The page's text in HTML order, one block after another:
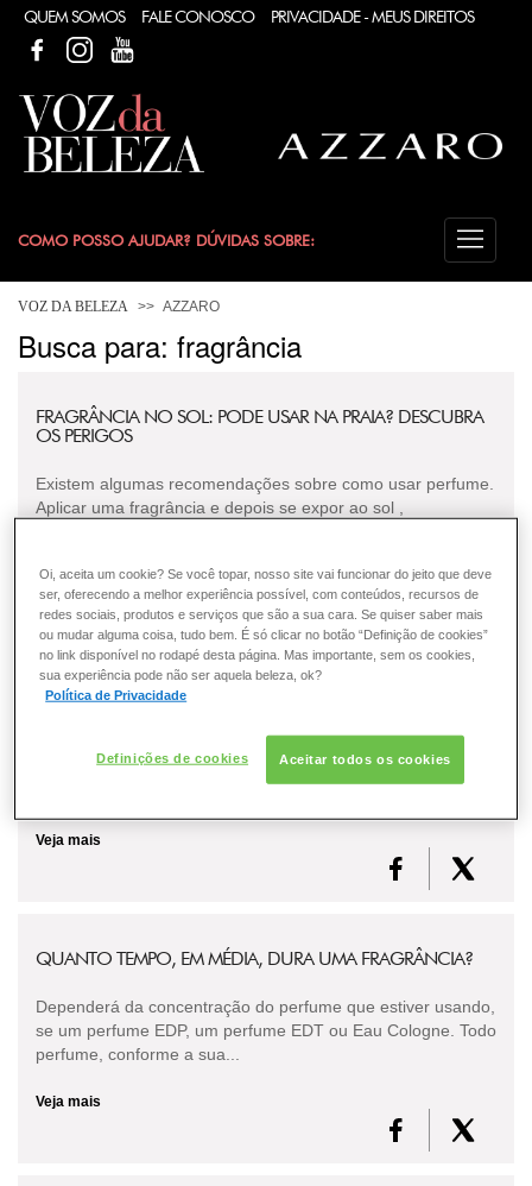
QUEM SOMOS FALE CONOSCO
PRIVACIDADE - MEUS DIREITOS
FACEBOOKFACEBOOK
COMO POSSO AJUDAR? DÚVIDAS SOBRE:
FRAGRÂNCIA
CONSULTORIA DE PRODUTOS AZZARO
VOZ DA BELEZA AZZARO
Busca para: fragrância
FRAGRÂNCIA NO SOL: PODE USAR NA PRAIA? DESCUBRA
OS PERIGOS
Existem algumas recomendações sobre como usar perfume.
Aplicar uma fragrância e depois se expor ao sol ,
Veja mais
O QUE SÃO NOTAS OLFATIVAS E FAMÍLIA OLFATIVA?
com a sua volatilidade, evaporam e são percebidas ou
Veja mais
QUANTO TEMPO, EM MÉDIA, DURA UMA FRAGRÂNCIA?
Dependerá da concentração do perfume que estiver usando,
se um perfume EDP, um perfume EDT ou Eau Cologne. Todo
perfume, conforme a sua...
Veja mais
Oi, aceita um cookie? Se você topar, nosso site vai funcionar do jeito que deve
ser, oferecendo a melhor experiência possível, com conteúdos, recursos de
redes sociais, produtos e serviços que são a sua cara. Se quiser saber mais
ou mudar alguma coisa, tudo bem. É só clicar no botão “Definição de cookies”
no link disponível no rodapé desta página. Mas importante, sem os cookies,
sua experiência pode não ser aquela beleza, ok?
Política de Privacidade
Definições de cookies Aceitar todos os cookies